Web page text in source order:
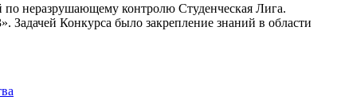
неразрушающему контролю Студенческая Лига.
Задачей Конкурса было закрепление знаний в области